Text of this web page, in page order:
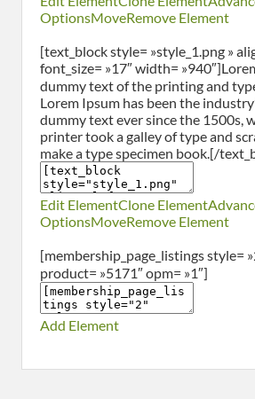
OptionsMoveRemove Element
[text_block style= »style_1.png »
font_size= »17″ width=
dummy text of the printing and
Lorem Ipsum has been the
dummy text ever since the 1500s,
printer took a galley of type and
make a type specimen book.[/
Edit ElementClone Element
OptionsMoveRemove Element
[membership_page_listings style=
product= »5171″ opm= »1″]
Add Element